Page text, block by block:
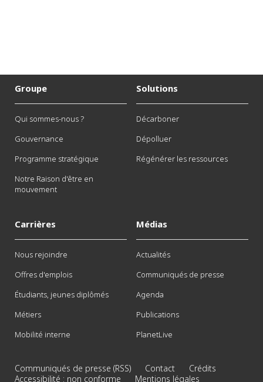
Groupe
Qui sommes-nous ?
Gouvernance
Programme stratégique
Notre Raison d'être en
mouvement
Solutions
Décarboner
Dépolluer
Régénérer les ressources
Carrières
Nous rejoindre
Offres d'emplois
Étudiants, jeunes diplômés
Métiers
Mobilité interne
Médias
Actualités
Communiqués de presse
Agenda
Publications
PlanetLive
Communiqués de presse (RSS) Contact
Crédits
Accessibilité : non conforme
Mentions légales